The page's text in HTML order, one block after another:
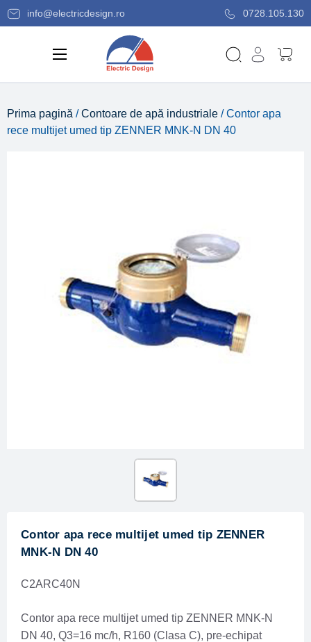
info@electricdesign.ro 0728.105.130
Prima pagină /Contoare de apă industriale / Contor apa
rece multijet umed tip ZENNER MNK-N DN 40
Contor apa rece multijet umed tip ZENNER
MNK-N DN 40
C2ARC40N
Contor apa rece multijet umed tip ZENNER MNK-N
DN 40, Q3=16 mc/h, R160 (Clasa C), pre-echipat